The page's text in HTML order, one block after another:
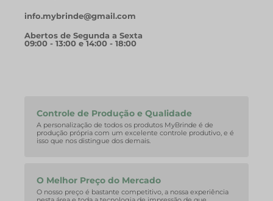
info.mybrinde@gmail.com
Abertos de Segunda a Sexta
09:00 - 13:00 e 14:00 - 18:00
Controle de Produção e Qualidade
A personalização de todos os produtos MyBrinde é de
produção própria com um excelente controle produtivo, e é
isso que nos distingue dos demais.
O Melhor Preço do Mercado
O nosso preço é bastante competitivo, a nossa experiência